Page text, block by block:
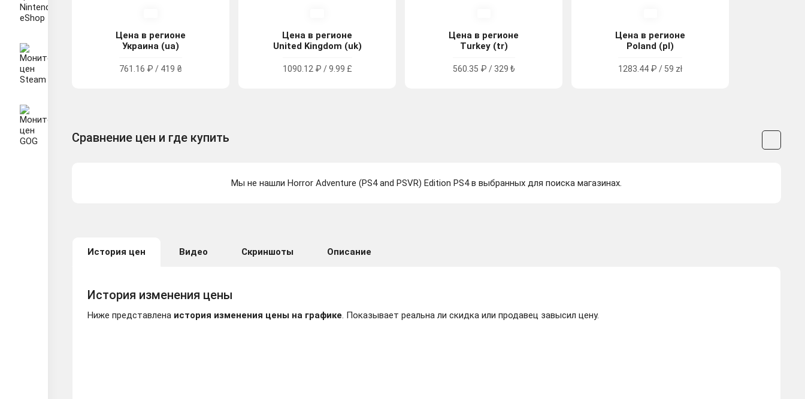
Цена в регионе
Украина (ua)
761.16 ₽ / 419 ₴
Цена в регионе
United Kingdom (uk)
1090.12 ₽ / 9.99 £
Цена в регионе
Turkey (tr)
560.35 ₽ / 329 ₺
Цена в регионе
Poland (pl)
1283.44 ₽ / 59 zł
Сравнение цен и где купить
Мы не нашли Horror Adventure (PS4 and PSVR) Edition PS4 в выбранных для поиска магазинах.
История цен Видео Скриншоты Описание
История изменения цены
Ниже представлена история изменения цены на графике. Показывает реальна ли скидка или продавец завысил цену.